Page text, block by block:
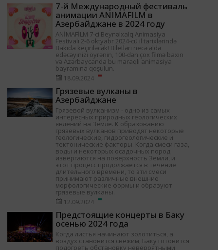
7-й Международный фестиваль
анимации ANIMAFILM в
Азербайджане в 2024 году
ANİMAFİLM 7-ci Beynəlxalq Animasiya
Festivalı 2-6 oktyabr 2024-cü il tarixlərində
Bakıda keçiriləcək! Biletləri necə əldə
edəcəyinizi öyrənin, 100-dən çox filmə baxın
və Azərbaycanda bu maraqlı animasiya
bayramına qoşulun.
18.09.2024
Грязевые вулканы в
Азербайджане
Грязевой вулканизм - одно из самых
интересных природных геологических
явлений на Земле. К образованию
грязевых вулканов приводят некоторые
геологические, гидрогеологические и
тектонические факторы. Когда смеси газа,
воды и некоторых осадочных пород
извергаются на поверхность Земли, и
этот процесс продолжается в течение
длительного времени, то эти смеси
принимают различные внешние
морфологические формы и образуют
грязевые вулканы.
12.09.2024
Предстоящие концерты в Баку
осенью 2024 года
Когда листья начинают золотиться, а
воздух становится свежим, Баку готовится
подогреть обстановку невероятными